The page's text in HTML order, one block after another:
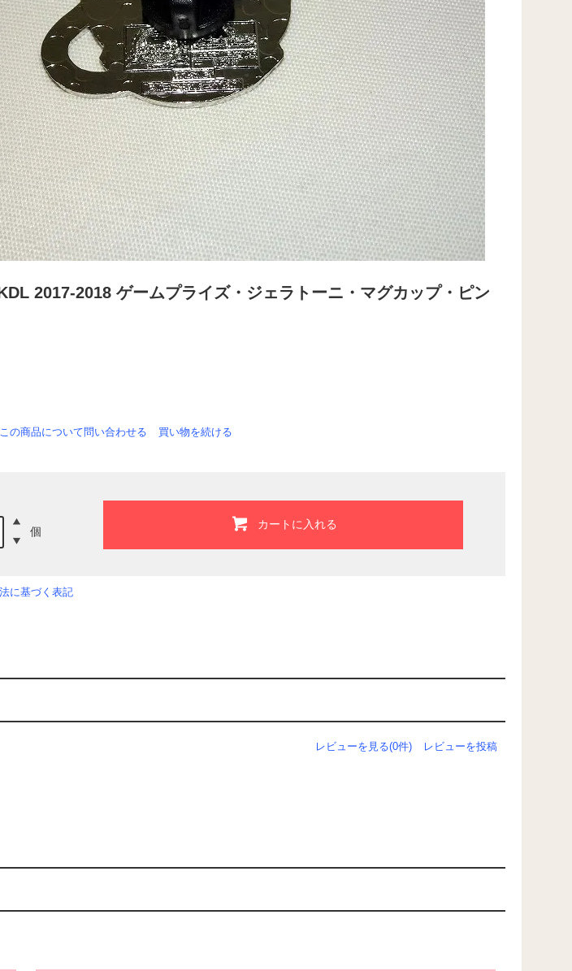
2017-2018 ゲームプライズ・ジェラトーニ・マグカップ・ピン
この商品について問い合わせる 買い物を続ける
個 カートに入れる
に基づく表記
レビューを見る(0件) レビューを投稿